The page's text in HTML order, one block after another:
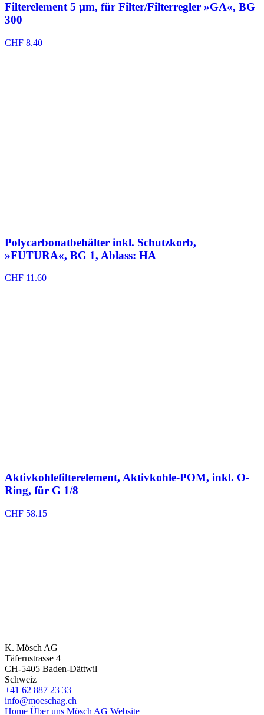
Filterelement 5 µm, für Filter/Filterregler »GA«, BG
300
CHF 8.40
Polycarbonatbehälter inkl. Schutzkorb,
»FUTURA«, BG 1, Ablass: HA
CHF 11.60
Aktivkohlefilterelement, Aktivkohle-POM, inkl. O-
Ring, für G 1/8
CHF 58.15
K. Mösch AG
Täfernstrasse 4
CH-5405 Baden-Dättwil
Schweiz
+41 62 887 23 33
info@moeschag.ch
Home Über uns Mösch AG Website